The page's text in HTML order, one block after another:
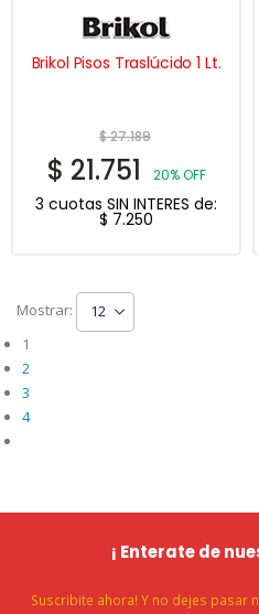
Brikol Pisos Traslúcido 1 Lt.
$27.189
$ 21.751 20% OFF
3 cuotas SIN INTERES de:
$ 7.250
Mostrar:
1
2
3
4
¡ Enterate de
Suscribite ahora! Y no dejes pasar